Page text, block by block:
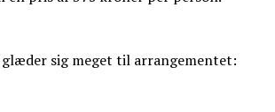
glæder sig meget til arrangementet: